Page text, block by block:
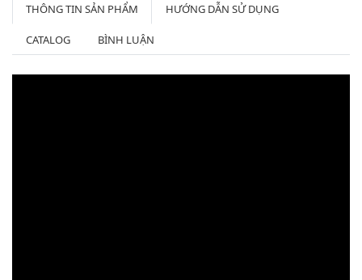
THÔNG TIN SẢN PHẨM HƯỚNG DẪN SỬ DỤNG
CATALOG BÌNH LUẬN